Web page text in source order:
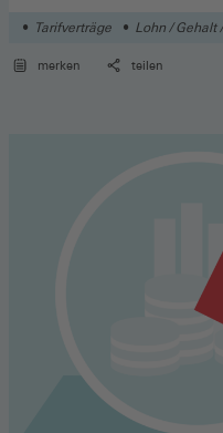
Tarifverträge Lohn / Gehalt
merken teilen